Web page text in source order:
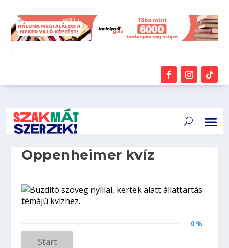
.
Oppenheimer kvíz
0 %
Start